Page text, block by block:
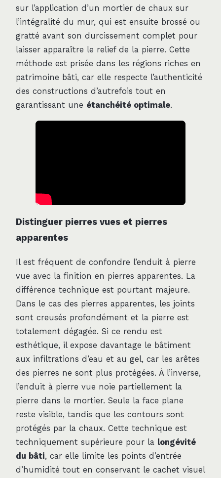
sur l’application d’un mortier de chaux sur
l’intégralité du mur, qui est ensuite brossé ou
gratté avant son durcissement complet pour
laisser apparaître le relief de la pierre. Cette
méthode est prisée dans les régions riches en
patrimoine bâti, car elle respecte l’authenticité
des constructions d’autrefois tout en
garantissant une étanchéité optimale.
Distinguer pierres vues et pierres
apparentes
Il est fréquent de confondre l’enduit à pierre
vue avec la finition en pierres apparentes. La
différence technique est pourtant majeure.
Dans le cas des pierres apparentes, les joints
sont creusés profondément et la pierre est
totalement dégagée. Si ce rendu est
esthétique, il expose davantage le bâtiment
aux infiltrations d’eau et au gel, car les arêtes
des pierres ne sont plus protégées. À l’inverse,
l’enduit à pierre vue noie partiellement la
pierre dans le mortier. Seule la face plane
reste visible, tandis que les contours sont
protégés par la chaux. Cette technique est
techniquement supérieure pour la longévité
du bâti, car elle limite les points d’entrée
d’humidité tout en conservant le cachet visuel